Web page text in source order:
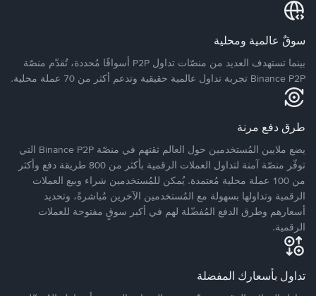
سوقٌ عالمية ومحلية
بينما تستهدف العديد من منصّات تداول P2P أسواقًا مُحددة، تُقدّم منصّة
Binance P2P تجربة تداول عالمية حقيقية وتدعم أكثر من 70 عملة محلية.
طرق دفع مرنة
يضع ملايين المُستخدمين حول العالم ثقتهم في منصّة Binance P2P التي
توفّر منصّة آمنة لتداول العملات الرقمية بأكثر من 800 طريقة دفع وأكثر
من 100 عملة محلية مُعتمدة. يُمكن للمُستخدمين شراء وبيع العملات
الرقمية وتداولها بسهولة مع المُستخدمين الآخرين مُباشرةً، وتحديد
أسعارهم وطرق الدفع المُفضّلة لهم في أكبر سوقٍ مفتوحة للعملات
الرقمية.
تداول بأسعارك المفضلة